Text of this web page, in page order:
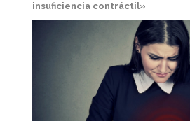
insuficiencia contráctil».